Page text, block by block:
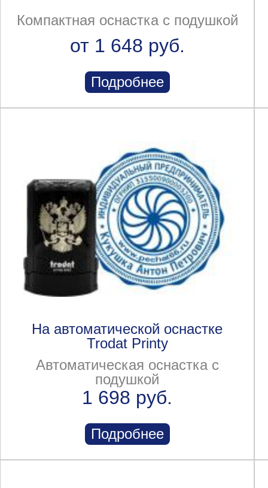
Компактная оснастка с подушкой
от 1 648 руб.
Подробнее
На автоматической оснастке
Trodat Printy
Автоматическая оснастка с
подушкой
1 698 руб.
Подробнее